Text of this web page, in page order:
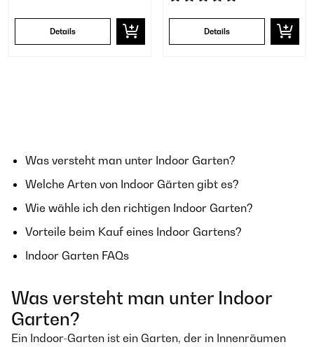
Details Details
Was versteht man unter Indoor Garten?
Welche Arten von Indoor Gärten gibt es?
Wie wähle ich den richtigen Indoor Garten?
Vorteile beim Kauf eines Indoor Gartens?
Indoor Garten FAQs
Was versteht man unter Indoor
Garten?
Ein Indoor-Garten ist ein Garten, der in Innenräumen